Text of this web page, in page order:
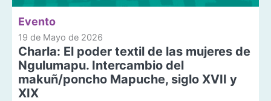
Evento
19 de Mayo de 2026
Charla: El poder textil de las mujeres de
Ngulumapu. Intercambio del
makuñ/poncho Mapuche, siglo XVII y
XIX